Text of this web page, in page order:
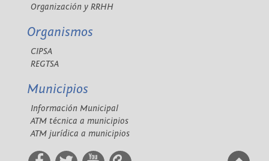
Organización y RRHH
Organismos
CIPSA
REGTSA
Municipios
Información Municipal
ATM técnica a municipios
ATM jurídica a municipios